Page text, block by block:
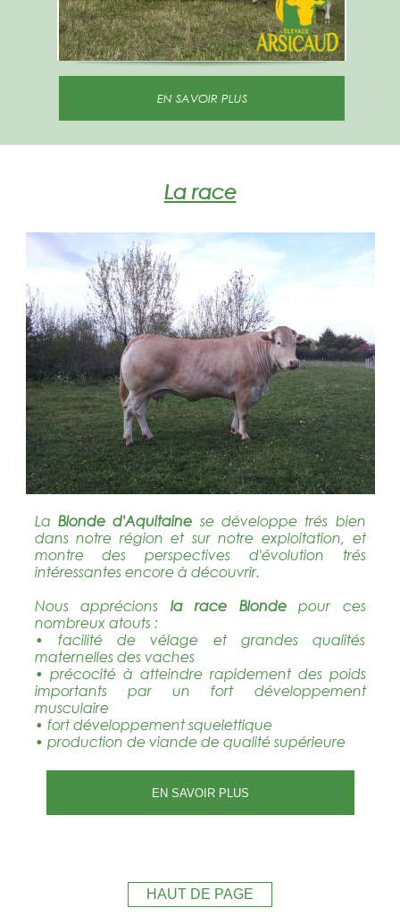
EN SAVOIR PLUS
La race
La Blonde d'Aquitaine se développe trés bien
dans notre région et sur notre exploitation, et
montre des perspectives d'évolution trés
intéressantes encore à découvrir.
Nous apprécions la race Blondepour ces
nombreux atouts :
• facilité de vélage et grandes qualités
maternelles des vaches
• précocité à atteindre rapidement des poids
importants par un fort développement
musculaire
• fort développement squelettique
• production de viande de qualité supérieure
EN SAVOIR PLUS
HAUT DE PAGE